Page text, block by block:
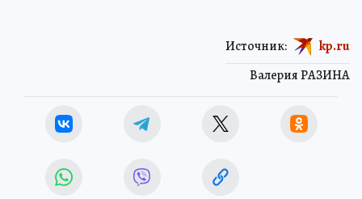
Валерия РАЗИНА
Источник: kp.ru